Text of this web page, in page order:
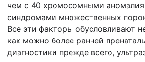
чем с 40 хромосомными
синдромами множественных
Все эти факторы обусловливают
как можно более ранней
диагностики прежде всего,